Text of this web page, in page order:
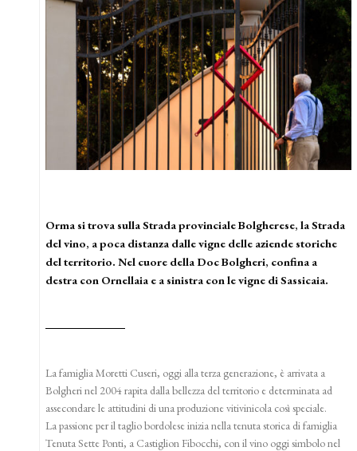
Orma si trova sulla Strada provinciale Bolgherese, la Strada
del vino, a poca distanza dalle vigne delle aziende storiche
del territorio. Nel cuore della Doc Bolgheri, confina a
destra con Ornellaia e a sinistra con le vigne di Sassicaia.
La famiglia Moretti Cuseri, oggi alla terza generazione, è arrivata a
Bolgheri nel 2004 rapita dalla bellezza del territorio e determinata ad
assecondare le attitudini di una produzione vitivinicola così speciale.
La passione per il taglio bordolese inizia nella tenuta storica di famiglia
Tenuta Sette Ponti, a Castiglion Fibocchi, con il vino oggi simbolo nel